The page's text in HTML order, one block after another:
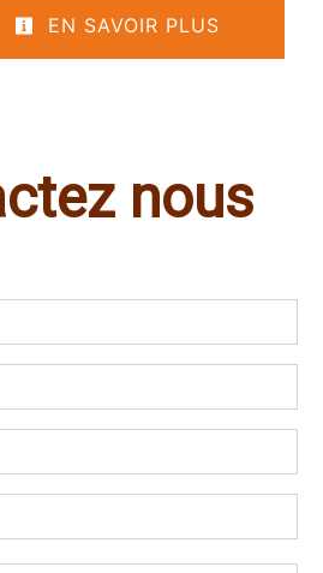
EN SAVOIR PLUS
nous